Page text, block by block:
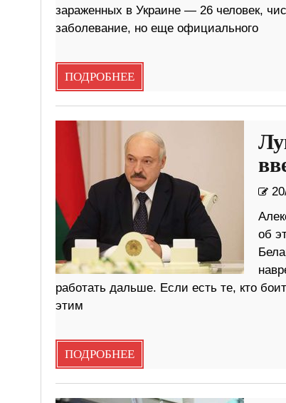
зараженных в Украине — 26 человек,
заболевание, но еще официального
ПОДРОБНЕЕ
об
работать дальше. Если есть те, кто
этим
ПОДРОБНЕЕ